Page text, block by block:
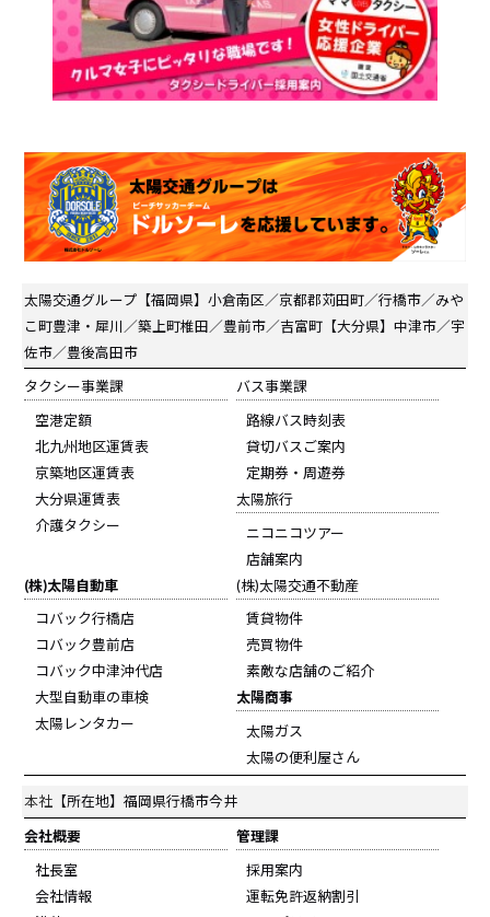
太陽交通グループ 【福岡県】小倉南区／京都郡苅田町／行橋市／みや
こ町豊津・犀川／築上町椎田／豊前市／吉富町【大分県】中津市／宇
佐市／豊後高田市
タクシー事業課
空港定額
北九州地区運賃表
京築地区運賃表
大分県運賃表
介護タクシー
バス事業課
路線バス時刻表
貸切バスご案内
定期券・周遊券
太陽旅行
ニコニコツアー
店舗案内
(株)太陽自動車
コバック行橋店
コバック豊前店
コバック中津沖代店
大型自動車の車検
太陽レンタカー
(株)太陽交通不動産
賃貸物件
売買物件
素敵な店舗のご紹介
太陽商事
太陽ガス
太陽の便利屋さん
本社 【所在地】福岡県行橋市今井
会社概要
社長室
会社情報
管理課
採用案内
運転免許返納割引